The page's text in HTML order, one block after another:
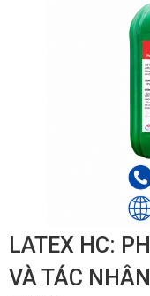
LATEX HC:
VÀ TÁC